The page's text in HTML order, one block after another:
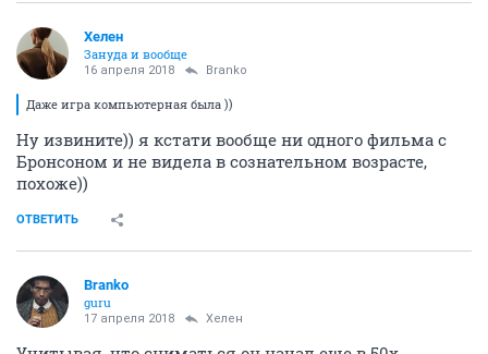
Хелен
Зануда и вообще
16 апреля 2018 Branko
Даже игра компьютерная была ))
Ну извините)) я кстати вообще ни одного фильма с
Бронсоном и не видела в сознательном возрасте,
похоже))
ОТВЕТИТЬ
Branko
guru
17 апреля 2018 Хелен